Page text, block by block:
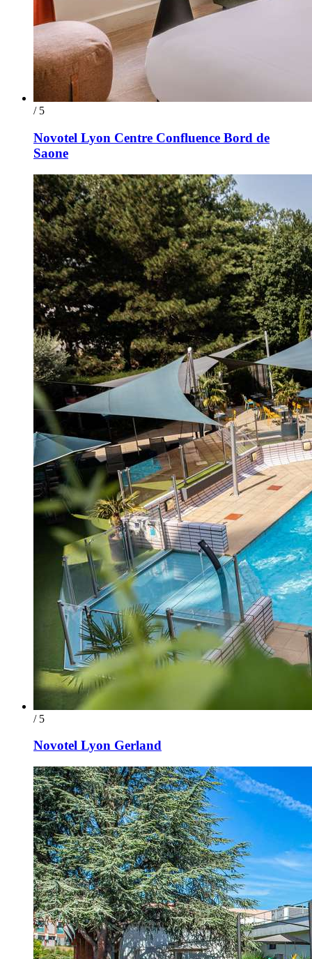
/ 5
Novotel Lyon Centre Confluence Bord de
Saone
/ 5
Novotel Lyon Gerland